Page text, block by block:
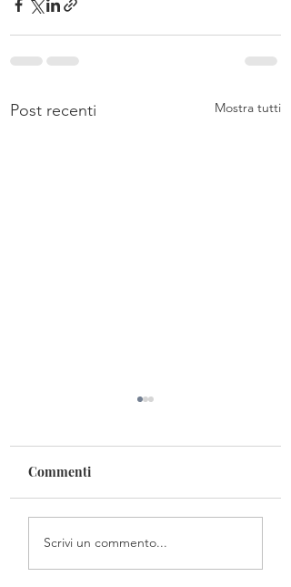
Post recenti Mostra tutti
Al galoppo nei sogni
Commenti
Scrivi un commento...